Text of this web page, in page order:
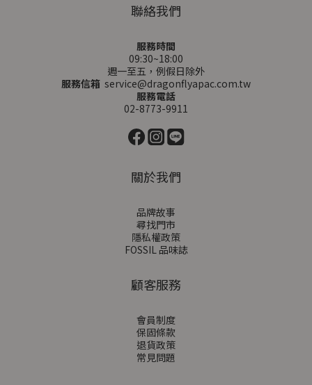
聯絡我們
服務時間
09:30~18:00
週一至五，例假日除外
服務信箱 service@dragonflyapac.com.tw
服務電話
02-8773-9911
關於我們
品牌故事
尋找門市
隱私權政策
FOSSIL 品味誌
顧客服務
會員制度
保固條款
退貨政策
常見問題